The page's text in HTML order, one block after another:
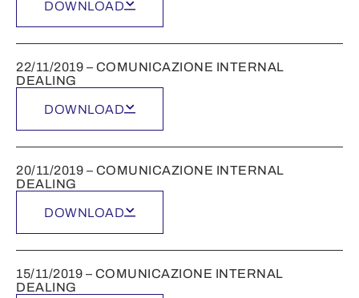
DOWNLOAD
22/11/2019 – COMUNICAZIONE INTERNAL
DEALING
DOWNLOAD
20/11/2019 – COMUNICAZIONE INTERNAL
DEALING
DOWNLOAD
15/11/2019 – COMUNICAZIONE INTERNAL
DEALING